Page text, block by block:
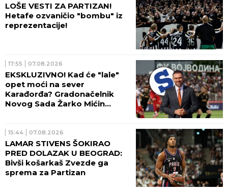
LOŠE VESTI ZA PARTIZAN!
Hetafe ozvaničio "bombu" iz
reprezentacije!
17:55 07.08.2026
EKSKLUZIVNO! Kad će "lale"
opet moći na sever
Karađorđa? Gradonačelnik
Novog Sada Žarko Mićin
15:44 07.08.2026
LAMAR STIVENS ŠOKIRAO
PRED DOLAZAK U BEOGRAD:
Bivši košarkaš Zvezde ga
sprema za Partizan